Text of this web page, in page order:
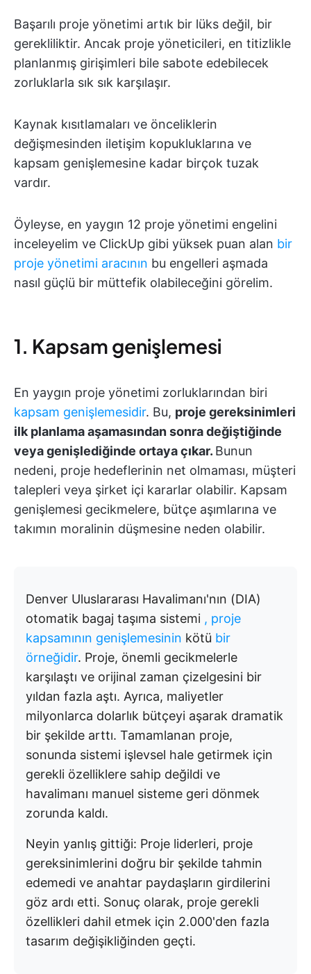
Başarılı proje yönetimi artık bir lüks değil, bir
gerekliliktir. Ancak proje yöneticileri, en titizlikle
planlanmış girişimleri bile sabote edebilecek
zorluklarla sık sık karşılaşır.
Kaynak kısıtlamaları ve önceliklerin
değişmesinden iletişim kopukluklarına ve
kapsam genişlemesine kadar birçok tuzak
vardır.
Öyleyse, en yaygın 12 proje yönetimi engelini
inceleyelim ve ClickUp gibi yüksek puan alan bir
proje yönetimi aracının bu engelleri aşmada
nasıl güçlü bir müttefik olabileceğini görelim.
1. Kapsam genişlemesi
En yaygın proje yönetimi zorluklarından biri
kapsam genişlemesidir. Bu, proje gereksinimleri
ilk planlama aşamasından sonra değiştiğinde
veya genişlediğinde ortaya çıkar. Bunun
nedeni, proje hedeflerinin net olmaması, müşteri
talepleri veya şirket içi kararlar olabilir. Kapsam
genişlemesi gecikmelere, bütçe aşımlarına ve
takımın moralinin düşmesine neden olabilir.
Denver Uluslararası Havalimanı'nın (DIA)
otomatik bagaj taşıma sistemi , proje
kapsamının genişlemesinin kötü bir
örneğidir. Proje, önemli gecikmelerle
karşılaştı ve orijinal zaman çizelgesini bir
yıldan fazla aştı. Ayrıca, maliyetler
milyonlarca dolarlık bütçeyi aşarak dramatik
bir şekilde arttı. Tamamlanan proje,
sonunda sistemi işlevsel hale getirmek için
gerekli özelliklere sahip değildi ve
havalimanı manuel sisteme geri dönmek
zorunda kaldı.
Neyin yanlış gittiği: Proje liderleri, proje
gereksinimlerini doğru bir şekilde tahmin
edemedi ve anahtar paydaşların girdilerini
göz ardı etti. Sonuç olarak, proje gerekli
özellikleri dahil etmek için 2.000'den fazla
tasarım değişikliğinden geçti.